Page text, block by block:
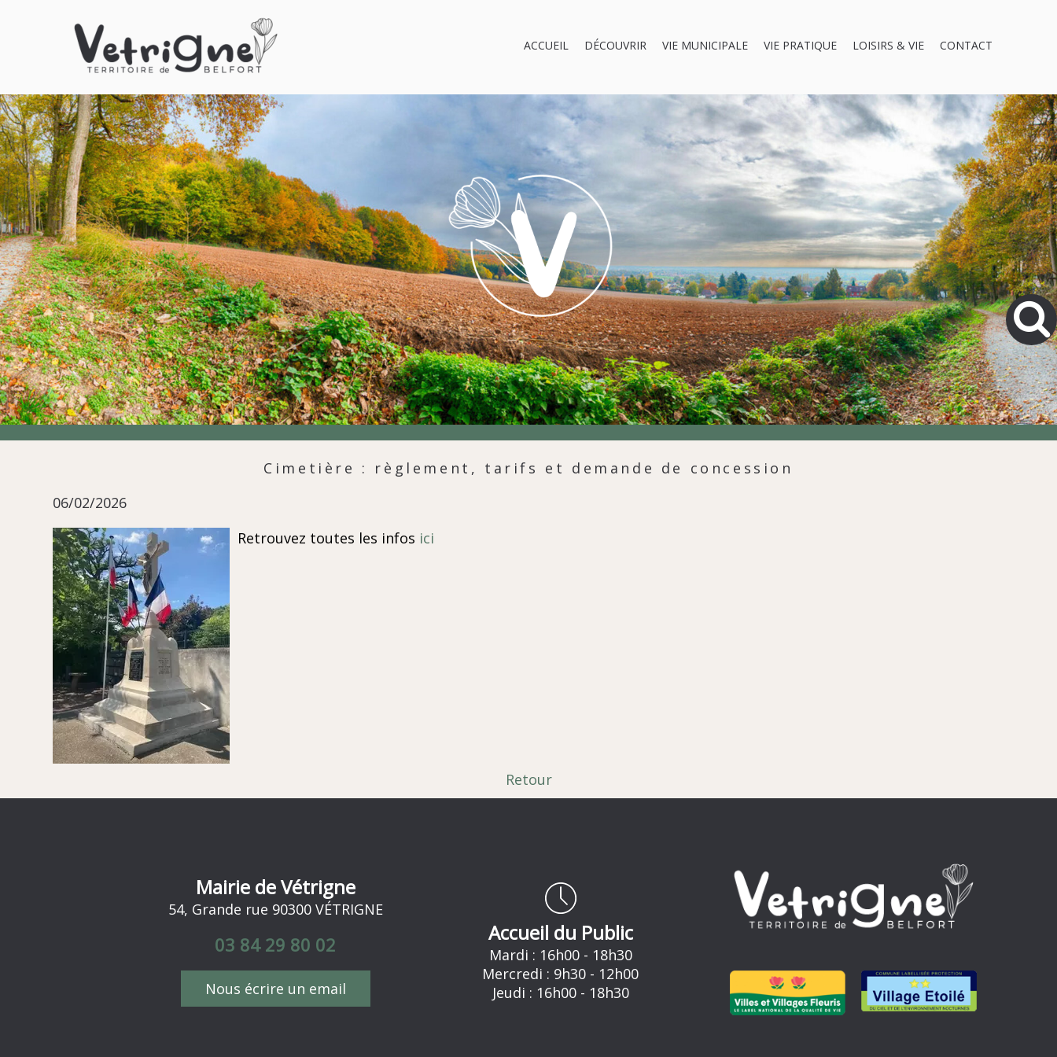
ACCUEIL DÉCOUVRIR VIE MUNICIPALE VIE PRATIQUE LOISIRS & VIE CONTACT
Cimetière : règlement, tarifs et demande de concession
06/02/2026
Retrouvez toutes les infos ici
Retour
Mairie de Vétrigne
54, Grande rue 90300 VÉTRIGNE
03 84 29 80 02
Nous écrire un email
Accueil du Public
Mardi : 16h00 - 18h30
Mercredi : 9h30 - 12h00
Jeudi : 16h00 - 18h30